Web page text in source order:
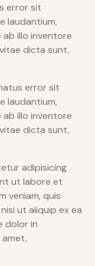
error sit
laudantium,
ab illo inventore
dicta sunt,
error sit
laudantium,
ab illo inventore
dicta sunt,
adipisicing
ut labore et
veniam, quis
ut aliquip ex ea
dolor in